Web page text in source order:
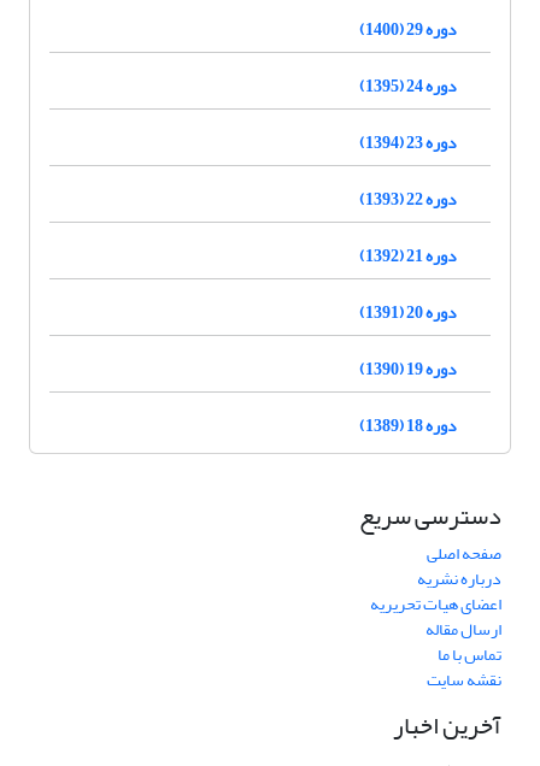
دوره 29 (1400)
دوره 24 (1395)
دوره 23 (1394)
دوره 22 (1393)
دوره 21 (1392)
دوره 20 (1391)
دوره 19 (1390)
دوره 18 (1389)
دسترسی سریع
صفحه اصلی
درباره نشریه
اعضای هیات تحریریه
ارسال مقاله
تماس با ما
نقشه سایت
آخرین اخبار